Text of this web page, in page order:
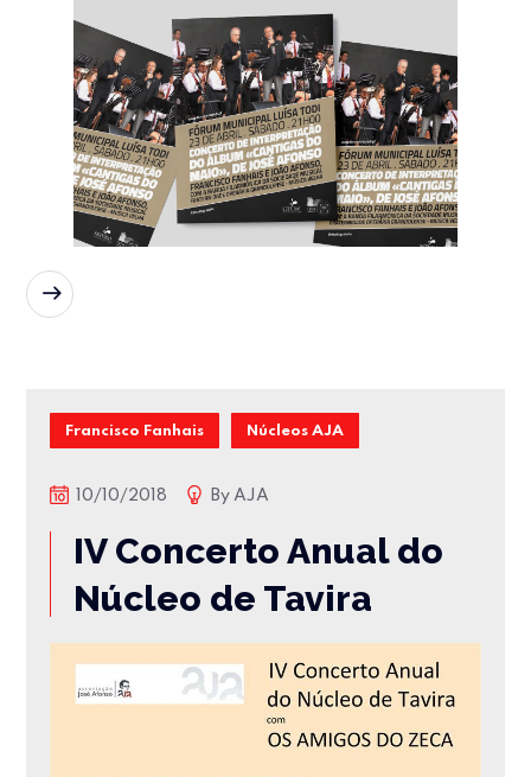
Francisco Fanhais Núcleos AJA
10/10/2018 By AJA
IV Concerto Anual do
Núcleo de Tavira